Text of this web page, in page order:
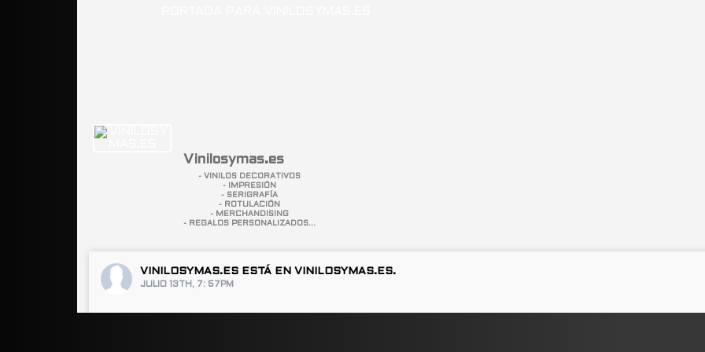
Vinilosymas.es
- VINILOS DECORATIVOS
- IMPRESIÓN
- SERIGRAFÍA
- ROTULACIÓN
- MERCHANDISING
- REGALOS PERSONALIZADOS...
VINILOSYMAS.ES ESTÁ EN VINILOSYMAS.ES.
JULIO 13TH, 7: 57PM